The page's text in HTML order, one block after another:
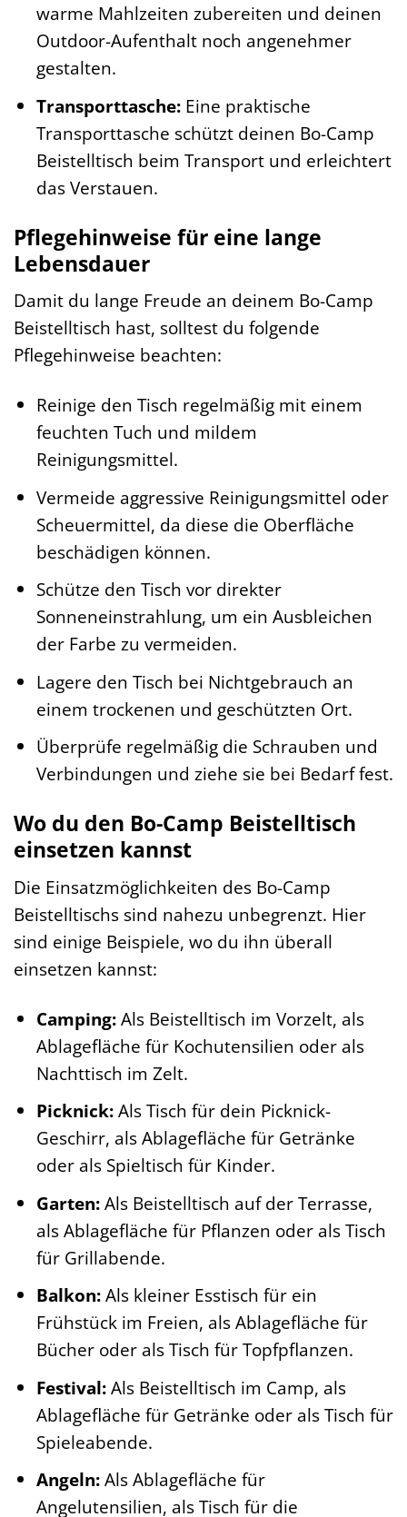
warme Mahlzeiten zubereiten und deinen
Outdoor-Aufenthalt noch angenehmer
gestalten.
Transporttasche:Eine praktische
Transporttasche schützt deinen Bo-Camp
Beistelltisch beim Transport und erleichtert
das Verstauen.
Pflegehinweise für eine lange
Lebensdauer
Damit du lange Freude an deinem Bo-Camp
Beistelltisch hast, solltest du folgende
Pflegehinweise beachten:
Reinige den Tisch regelmäßig mit einem
feuchten Tuch und mildem
Reinigungsmittel.
Vermeide aggressive Reinigungsmittel oder
Scheuermittel, da diese die Oberfläche
beschädigen können.
Schütze den Tisch vor direkter
Sonneneinstrahlung, um ein Ausbleichen
der Farbe zu vermeiden.
Lagere den Tisch bei Nichtgebrauch an
einem trockenen und geschützten Ort.
Überprüfe regelmäßig die Schrauben und
Verbindungen und ziehe sie bei Bedarf fest.
Wo du den Bo-Camp Beistelltisch
einsetzen kannst
Die Einsatzmöglichkeiten des Bo-Camp
Beistelltischs sind nahezu unbegrenzt. Hier
sind einige Beispiele, wo du ihn überall
einsetzen kannst:
Camping:Als Beistelltisch im Vorzelt, als
Ablagefläche für Kochutensilien oder als
Nachttisch im Zelt.
Picknick:Als Tisch für dein Picknick-
Geschirr, als Ablagefläche für Getränke
oder als Spieltisch für Kinder.
Garten:Als Beistelltisch auf der Terrasse,
als Ablagefläche für Pflanzen oder als Tisch
für Grillabende.
Balkon:Als kleiner Esstisch für ein
Frühstück im Freien, als Ablagefläche für
Bücher oder als Tisch für Topfpflanzen.
Festival:Als Beistelltisch im Camp, als
Ablagefläche für Getränke oder als Tisch für
Spieleabende.
Angeln:Als Ablagefläche für
Angelutensilien, als Tisch für die